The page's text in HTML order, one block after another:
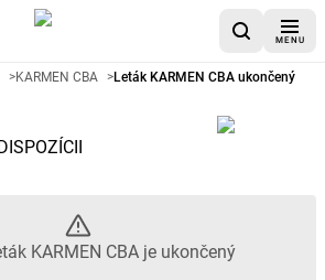
MENU
KARMEN CBA
>KARMEN CBA >Leták KARMEN CBA ukončený
KARMEN CBA je ukončený